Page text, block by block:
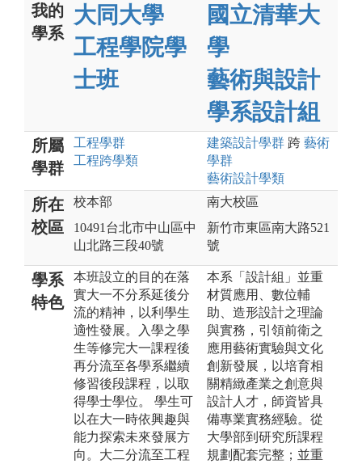
我的
學系
大同大學
工程學院學
士班
國立清華大
學
藝術與設計
學系設計組
所屬
學群
工程學群
工程跨學類
建築設計學群 跨 藝術
學群
藝術設計學類
所在
校區
校本部
10491台北市中山區中
山北路三段40號
南大校區
新竹市東區南大路521
號
學系
特色
本班設立的目的在落
實大一不分系延後分
流的精神，以利學生
適性發展。入學之學
生等修完大一課程後
再分流至各學系繼續
修習後段課程，以取
得學士學位。 學生可
以在大一時依興趣與
能力探索未來發展方
向。大二分流至工程
本系「設計組」並重
材質應用、數位輔
助、造形設計之理論
與實務，引領前衛之
應用藝術實驗與文化
創新發展，以培育相
關精緻產業之創意與
設計人才，師資皆具
備專業實務經驗。從
大學部到研究所課程
規劃配套完整；並重